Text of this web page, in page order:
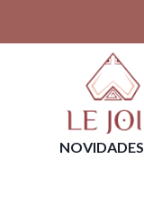
NOVIDADES